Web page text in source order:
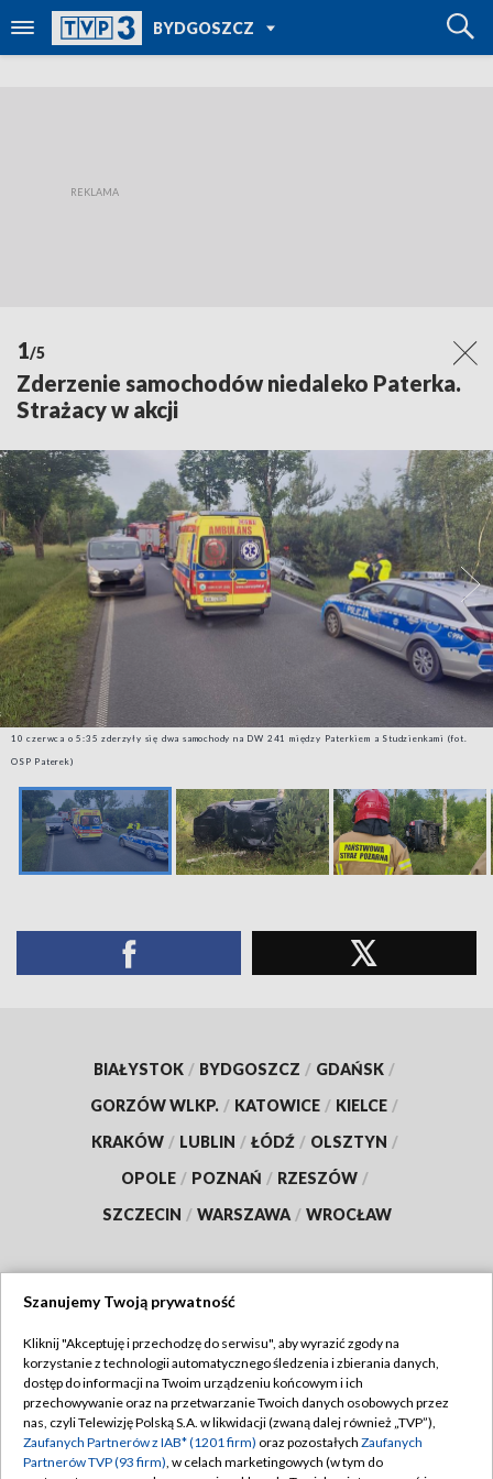
BYDGOSZCZ
TVP REGIONY
1/5
Zderzenie samochodów niedaleko Paterka.
Strażacy w akcji
10 czerwca o 5:35 zderzyły się dwa samochody na DW 241 między Paterkiem a Studzienkami (fot.
OSP Paterek)
BIAŁYSTOK / BYDGOSZCZ / GDAŃSK /
GORZÓW WLKP. / KATOWICE / KIELCE /
KRAKÓW / LUBLIN / ŁÓDŹ / OLSZTYN /
OPOLE / POZNAŃ / RZESZÓW /
SZCZECIN / WARSZAWA / WROCŁAW
TVP
Abonament TVP
Emisja w TVP
Centrum informacji TVP
Regulamin TVP
Polityka prywatności
Szanujemy Twoją prywatność
Kliknij "Akceptuję i przechodzę do serwisu", aby wyrazić zgody na
korzystanie z technologii automatycznego śledzenia i zbierania danych,
dostęp do informacji na Twoim urządzeniu końcowym i ich
przechowywanie oraz na przetwarzanie Twoich danych osobowych przez
nas, czyli Telewizję Polską S.A. w likwidacji (zwaną dalej również „TVP”),
Zaufanych Partnerów z IAB* (1201 firm) oraz pozostałych Zaufanych
Partnerów TVP (93 firm), w celach marketingowych (w tym do